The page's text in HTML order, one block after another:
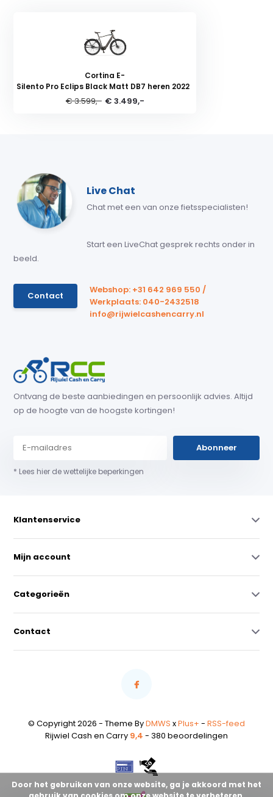
Cortina E-
Silento Pro Eclips Black Matt DB7 heren 2022
€ 3.599,- € 3.499,-
Live Chat
Chat met een van onze fietsspecialisten!
Start een LiveChat gesprek rechts onder in
beeld.
Contact
Webshop: +31 642 969 550 /
Werkplaats: 040-2432518
info@rijwielcashencarry.nl
Ontvang de beste aanbiedingen en persoonlijk advies. Altijd
op de hoogte van de hoogste kortingen!
Abonneer
* Lees hier de wettelijke beperkingen
Klantenservice
Mijn account
Categorieën
Contact
© Copyright 2026 - Theme ByDMWS xPlus+ - RSS-feed
Rijwiel Cash en Carry 9,4 - 380 beoordelingen
Door het gebruiken van onze website, ga je akkoord met het